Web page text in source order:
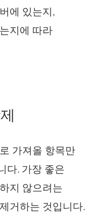
에 있는지,
지에 따라
가져올 항목만
다. 가장 좋은
지 않으려는
거하는 것입니다.